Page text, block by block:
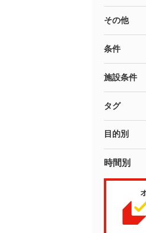
その他
条件
施設条件
タグ
目的別
時間別